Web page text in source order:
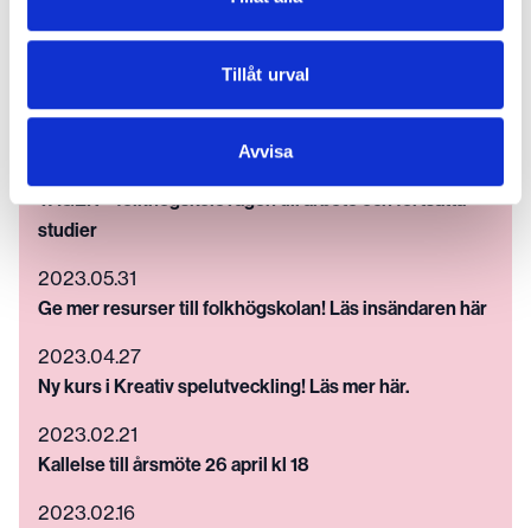
Tillåt urval
Avvisa
Läs om vår kurs Kreativ spelutveckling i tidskriften
Folkhögskolan, se mer här!
Kallelse till årsmöte 25 april kl 18
VÄGEN – folkhögskolevägen till arbete och fortsatta
studier
2023.05.31
Ge mer resurser till folkhögskolan! Läs insändaren här
2023.04.27
Ny kurs i Kreativ spelutveckling! Läs mer här.
2023.02.21
Kallelse till årsmöte 26 april kl 18
2023.02.16